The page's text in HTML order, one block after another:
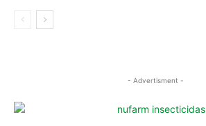
- Advertisment -